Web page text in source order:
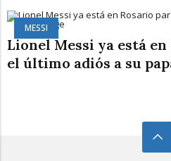
MESSI
Lionel Messi ya está
el último adiós a su